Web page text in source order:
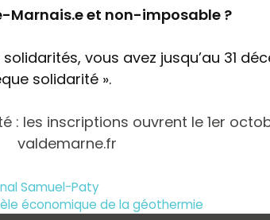
Marnais.e et non-imposable ?
vous avez jusqu’au 31
solidarité ».
: les inscriptions ouvrent le 1er
valdemarne.fr
Samuel-Paty
économique de la géothermie